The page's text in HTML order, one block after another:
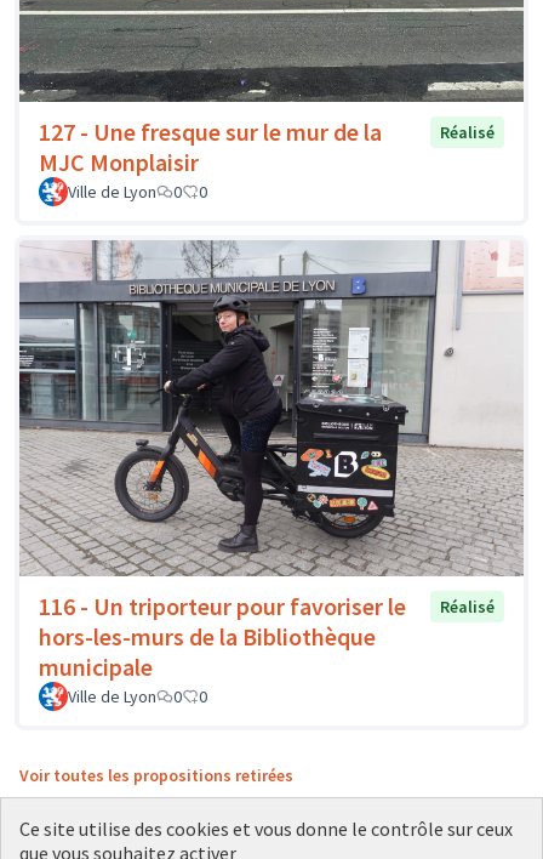
127 - Une fresque sur le mur de la
MJC Monplaisir
Réalisé
Ville de Lyon 0 0
116 - Un triporteur pour favoriser le
hors-les-murs de la Bibliothèque
municipale
Réalisé
Ville de Lyon 0 0
Voir toutes les propositions retirées
Ce site utilise des cookies et vous donne le contrôle sur ceux
que vous souhaitez activer